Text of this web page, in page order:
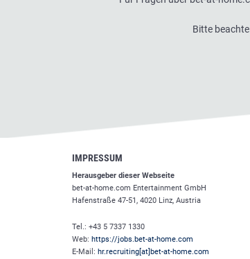
Bitte
IMPRESSUM
Herausgeber dieser Webseite
bet-at-home.com Entertainment GmbH
Hafenstraße 47-51, 4020 Linz, Austria
Tel.: +43 5 7337 1330
Web: https://jobs.bet-at-home.com
E-Mail: hr.recruiting[at]bet-at-home.com